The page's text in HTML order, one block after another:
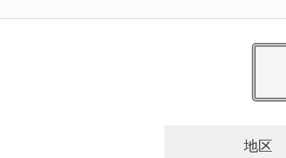
地区